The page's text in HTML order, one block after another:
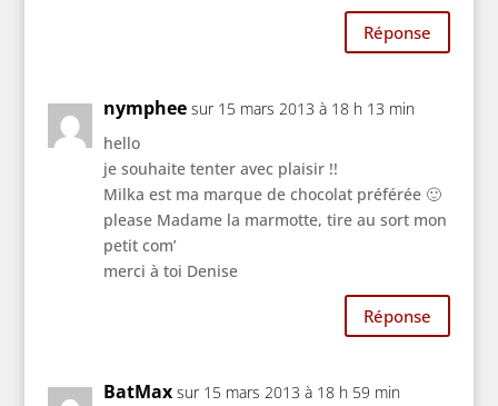
Réponse
nymphee sur 15 mars 2013 à 18 h 13 min
hello
je souhaite tenter avec plaisir !!
Milka est ma marque de chocolat préférée 🙂
please Madame la marmotte, tire au sort mon
petit com’
merci à toi Denise
Réponse
BatMax sur 15 mars 2013 à 18 h 59 min